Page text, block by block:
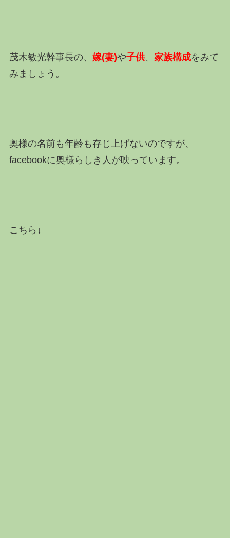
茂木敏光幹事長の、 嫁(妻)や子供、 家族構成をみて
みましょう。
奥様の名前も年齢も存じ上げないのですが、
facebookに奥様らしき人が映っています。
こちら↓